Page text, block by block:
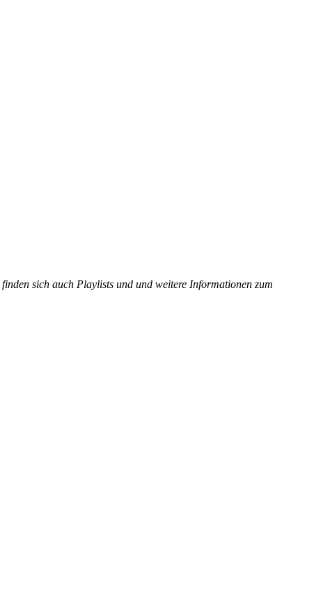
finden sich auch Playlists und und weitere Informationen zum